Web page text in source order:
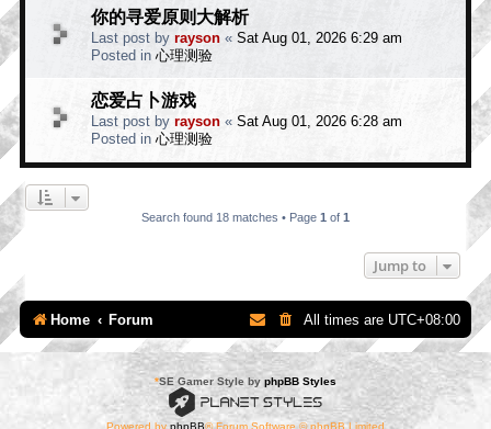
你的寻爱原则大解析
Last post by rayson « Sat Aug 01, 2026 6:29 am
Posted in 心理测验
恋爱占卜游戏
Last post by rayson « Sat Aug 01, 2026 6:28 am
Posted in心理测验
Search found 18 matches • Page 1 of 1
Jump to
Home Forum All times are UTC+08:00
*SE Gamer Style by phpBB Styles
Powered by phpBB® Forum Software © phpBB Limited